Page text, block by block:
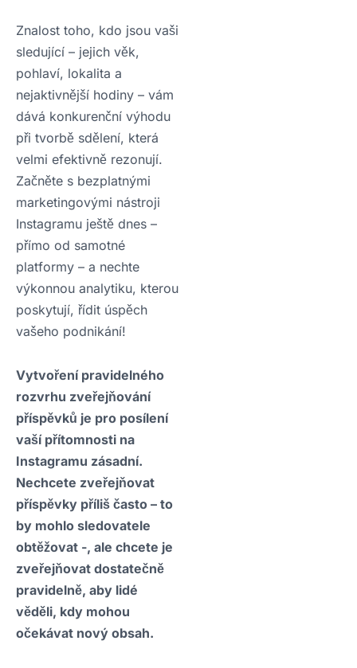
Znalost toho, kdo jsou vaši
sledující – jejich věk,
pohlaví, lokalita a
nejaktivnější hodiny – vám
dává konkurenční výhodu
při tvorbě sdělení, která
velmi efektivně rezonují.
Začněte s bezplatnými
marketingovými nástroji
Instagramu ještě dnes –
přímo od samotné
platformy – a nechte
výkonnou analytiku, kterou
poskytují, řídit úspěch
vašeho podnikání!
Vytvoření pravidelného
rozvrhu zveřejňování
příspěvků je pro posílení
vaší přítomnosti na
Instagramu zásadní.
Nechcete zveřejňovat
příspěvky příliš často – to
by mohlo sledovatele
obtěžovat -, ale chcete je
zveřejňovat dostatečně
pravidelně, aby lidé
věděli, kdy mohou
očekávat nový obsah.